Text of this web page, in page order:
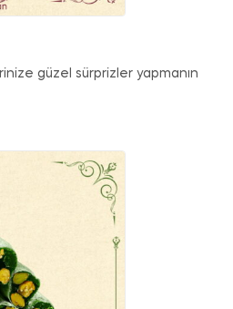
güzel sürprizler yapmanın